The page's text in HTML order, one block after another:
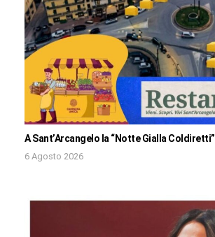
A Sant’Arcangelo la “Notte Gialla Coldiretti”
6 Agosto 2026